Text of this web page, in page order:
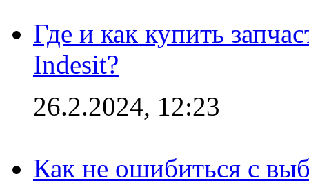
Где и как купить
Indesit?
26.2.2024, 12:23
Как не ошибиться с